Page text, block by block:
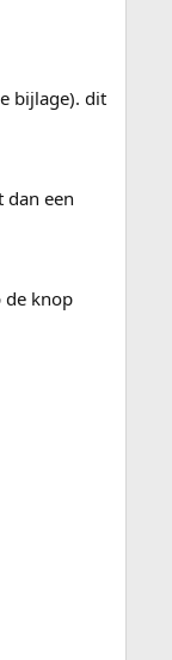
bijlage). dit
dan een
de knop